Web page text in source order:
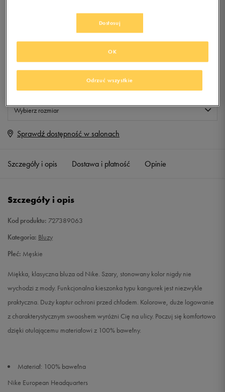
KLUBIE 50 STYLE
Produkt niedostępny
Jeśli artykuł będzie ponownie dostępny, otrzymasz od nas powiadomienie.
Wybierz rozmiar
S Powiadom o dostępności
M Powiadom o dostępności
XXL
Sprawdź dostępność w salonach
Szczegóły i opis Dostawa i płatność Opinie
Szczegóły i opis
Kod produktu: 727389063
Kategoria: Bluzy
Płeć: Męskie
Miękka, klasyczna bluza od Nike. Szary, stonowany kolor nigdy nie
wychodzi z mody. Funkcjonalna kieszonka typu kangurek jest niezwykle
praktyczna. Duży kaptur ochroni przed chłodem. Kolorowe, duże logowanie
z charakterystycznym swooshem wyróżni Cię na ulicy. Poczuj się komfortowo
dzięki otulającemu materiałowi z 100% bawełny.
Materiał: 100% bawełna
Nike European Headquarters
Dostosuj
Odrzuć wszystkie
OK